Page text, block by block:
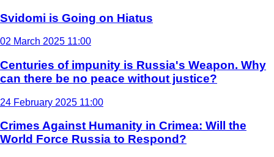
Svidomi is Going on Hiatus
02 March 2025 11:00
Centuries of impunity is Russia's Weapon. Why
can there be no peace without justice?
24 February 2025 11:00
Crimes Against Humanity in Crimea: Will the
World Force Russia to Respond?